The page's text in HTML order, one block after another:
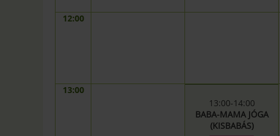
12:00
13:00
13:00-14:00
BABA-MAMA JÓGA
(KISBABÁS)